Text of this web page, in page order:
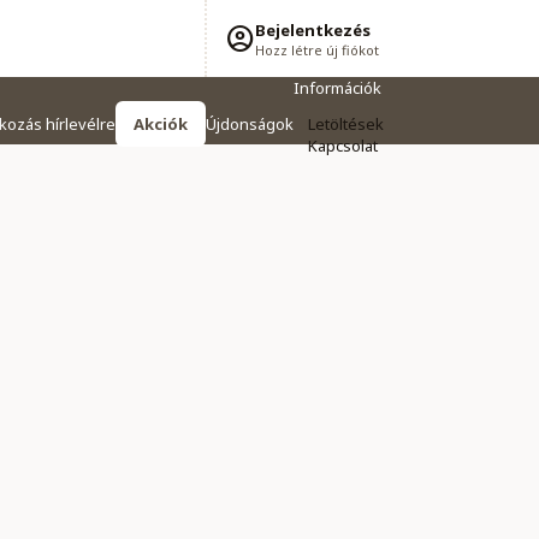
Bejelentkezés
Hozz létre új fiókot
hírlevélre Akciók Újdonságok
Információk
Letöltések
Kapcsolat